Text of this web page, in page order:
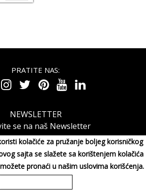
kolačiće za pružanje boljeg korisničkog
sajta se slažete sa korištenjem kolačića
pronaći u našim uslovima korišćenja.
PRATITE NAS:
NEWSLETTER
se na naš Newsletter
Miluna Pantića 15, 34000 KRAGUJE,
Srbija065/3003001